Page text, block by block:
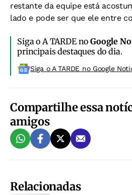
restante da equipe está
lado e pode ser que ele entre
Siga o A TARDE noGoogle
principais destaques do dia.
Siga o A TARDE no Google
Compartilhe essa
amigos
Relacionadas